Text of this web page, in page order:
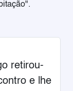
retirou-
e lhe